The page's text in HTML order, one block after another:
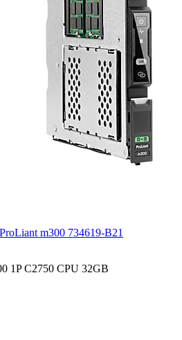
m300 734619-B21
1P C2750 CPU 32GB